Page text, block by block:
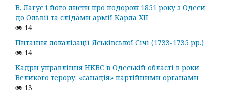
В. Лагус і його листи про подорож 1851 року з Одеси
до Ольвії та слідами армії Карла ХІІ
14
Питання локалізації Яськівської Січі (1733-1735 рр.)
14
Кадри управління НКВС в Одеській області в роки
Великого терору: «санація» партійними органами
13